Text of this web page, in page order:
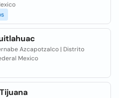
Azcapotzalco | Distrito
Mexico